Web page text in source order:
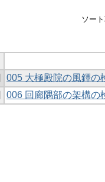
ソー
005 大極殿院の風鐸の
006 回廊隅部の架構